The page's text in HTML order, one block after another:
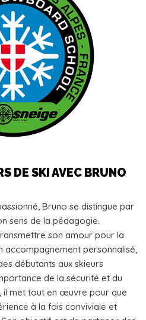
DE SKI AVEC BRUNO
Bruno se distingue par
sens de la pédagogie.
son amour pour la
accompagnement personnalisé,
débutants aux skieurs
de la sécurité et du
il met tout en œuvre pour que
à la fois conviviale et